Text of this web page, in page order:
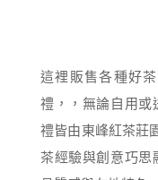
這裡販售各種好
禮，，無論自用或
禮皆由東峰紅茶莊
茶經驗與創意巧思